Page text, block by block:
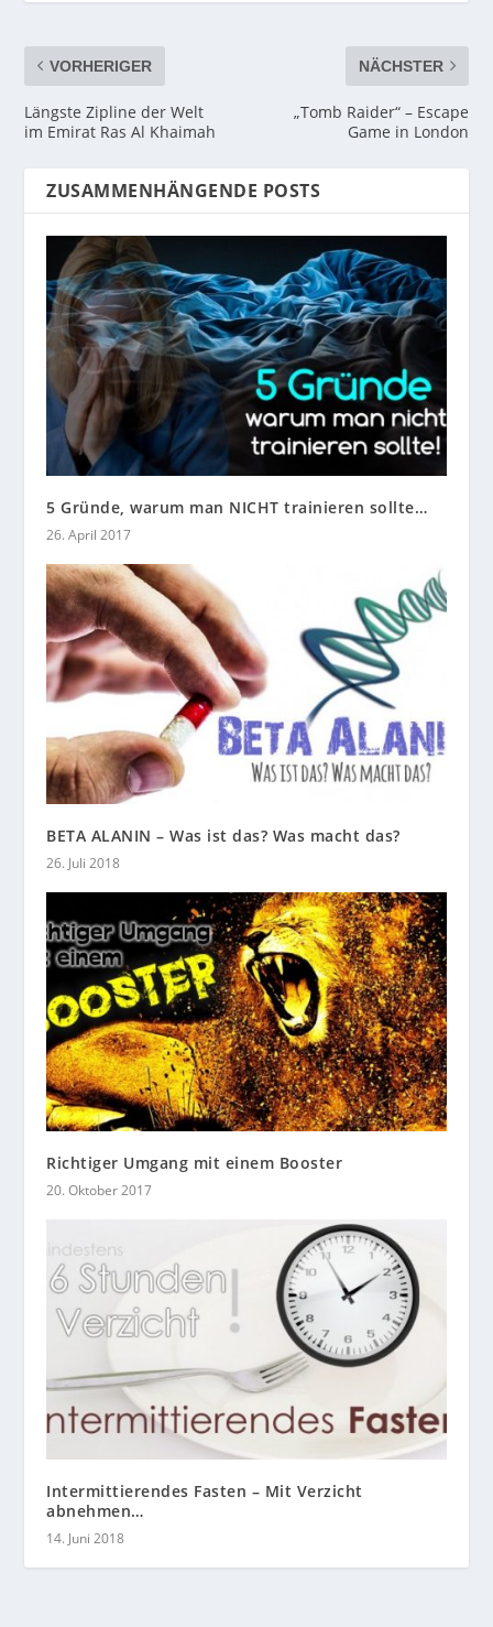
VORHERIGER
Längste Zipline der Welt
im Emirat Ras Al Khaimah
NÄCHSTER
„Tomb Raider“ – Escape
Game in London
ZUSAMMENHÄNGENDE POSTS
5 Gründe, warum man NICHT trainieren sollte…
26. April 2017
BETA ALANIN – Was ist das? Was macht das?
26. Juli 2018
Richtiger Umgang mit einem Booster
20. Oktober 2017
Intermittierendes Fasten – Mit Verzicht
abnehmen…
14. Juni 2018